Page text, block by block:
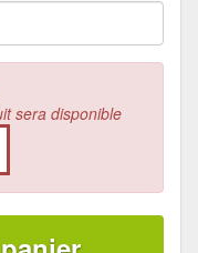
sera disponible